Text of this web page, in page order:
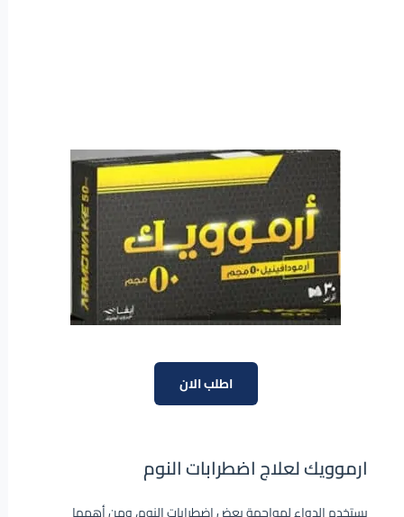
اطلب الان
ارموويك لعلاج اضطرابات النوم